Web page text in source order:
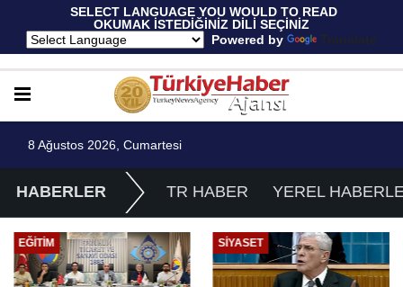
SELECT LANGUAGE YOU WOULD TO READ
OKUMAK İSTEDİĞİNİZ DİLİ SEÇİNİZ
Powered by
Translate
8 Ağustos 2026, Cumartesi
HABERLER TR HABER YEREL
EĞITIM SIYASET